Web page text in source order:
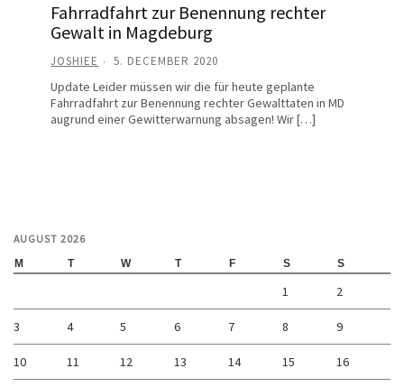
Fahrradfahrt zur Benennung rechter
Gewalt in Magdeburg
JOSHIEE 5. DECEMBER 2020
Update Leider müssen wir die für heute geplante
Fahrradfahrt zur Benennung rechter Gewalttaten in MD
augrund einer Gewitterwarnung absagen! Wir […]
AUGUST 2026
M T W T F S S
1 2
3 4 5 6 7 8 9
10 11 12 13 14 15 16